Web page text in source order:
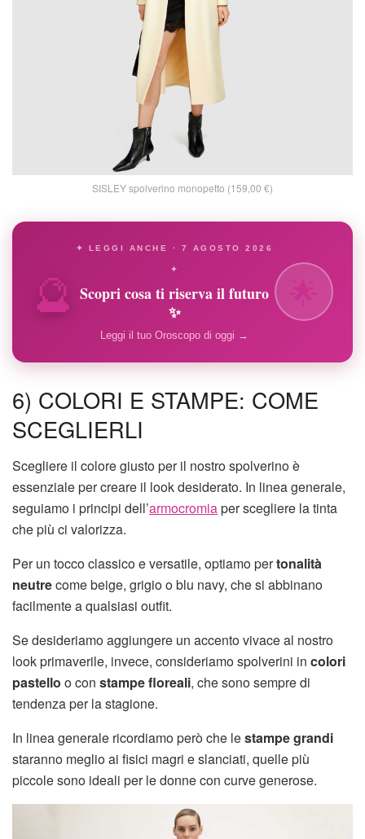
SISLEY spolverino monopetto (159,00 €)
🔮
✦ LEGGI ANCHE · 7 AGOSTO 2026
✦
Scopri cosa ti riserva il futuro
✨
Leggi il tuo Oroscopo di oggi →
6) COLORI E STAMPE: COME
SCEGLIERLI
Scegliere il colore giusto per il nostro spolverino è
essenziale per creare il look desiderato. In linea generale,
seguiamo i principi dell’armocromiaper scegliere la tinta
che più ci valorizza.
Per un tocco classico e versatile, optiamo pertonalità
neutrecome beige, grigio o blu navy, che si abbinano
facilmente a qualsiasi outfit.
Se desideriamo aggiungere un accento vivace al nostro
look primaverile, invece, consideriamo spolverini in colori
pastello o con stampe floreali, che sono sempre di
tendenza per la stagione.
In linea generale ricordiamo però che lestampe grandi
staranno meglio ai fisici magri e slanciati, quelle più
piccole sono ideali per le donne con curve generose.